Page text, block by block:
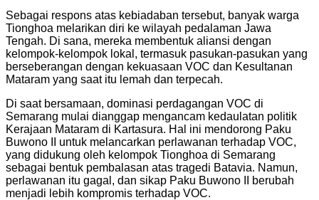
Sebagai respons atas kebiadaban tersebut, banyak warga
Tionghoa melarikan diri ke wilayah pedalaman Jawa
Tengah. Di sana, mereka membentuk aliansi dengan
kelompok-kelompok lokal, termasuk pasukan-pasukan yang
berseberangan dengan kekuasaan VOC dan Kesultanan
Mataram yang saat itu lemah dan terpecah.
Di saat bersamaan, dominasi perdagangan VOC di
Semarang mulai dianggap mengancam kedaulatan politik
Kerajaan Mataram di Kartasura. Hal ini mendorong Paku
Buwono II untuk melancarkan perlawanan terhadap VOC,
yang didukung oleh kelompok Tionghoa di Semarang
sebagai bentuk pembalasan atas tragedi Batavia. Namun,
perlawanan itu gagal, dan sikap Paku Buwono II berubah
menjadi lebih kompromis terhadap VOC.